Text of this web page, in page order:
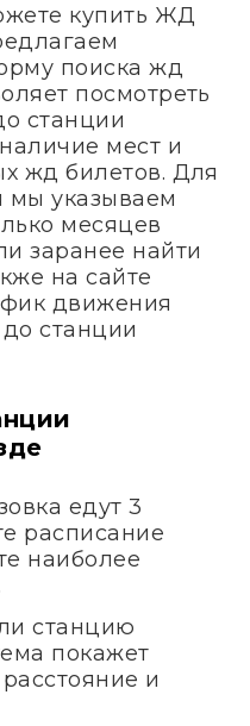
купить ЖД
поиска жд
посмотреть
станции
мест и
жд билетов. Для
мы указываем
месяцев
заранее найти
на сайте
движения
станции
едут 3
расписание
наиболее
станцию
покажет
и